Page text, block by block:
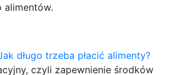
alimentów.
długo trzeba płacić alimenty?
czyli zapewnienie środków